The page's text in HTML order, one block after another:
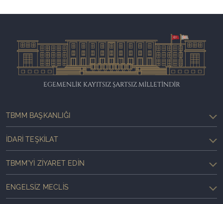
EGEMENLİK KAYITSIZ ŞARTSIZ MİLLETİNDİR
TBMM BAŞKANLIĞI
İDARI TEŞKILAT
TBMM'YI ZIYARET EDIN
ENGELSIZ MECLIS